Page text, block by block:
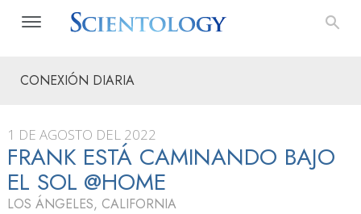
CONEXIÓN DIARIA
1 DE AGOSTO DEL 2022
FRANK ESTÁ CAMINANDO BAJO
EL SOL @HOME
LOS ÁNGELES, CALIFORNIA